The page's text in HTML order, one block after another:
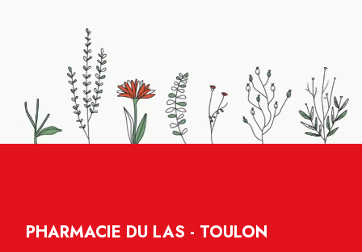
PHARMACIE DU LAS - TOULON